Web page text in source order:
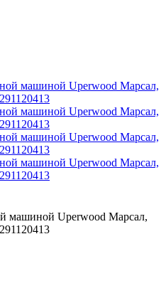
машиной Uperwood Марсал,